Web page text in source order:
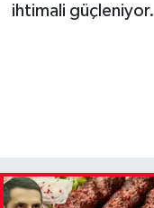
ihtimali güçleniyor.